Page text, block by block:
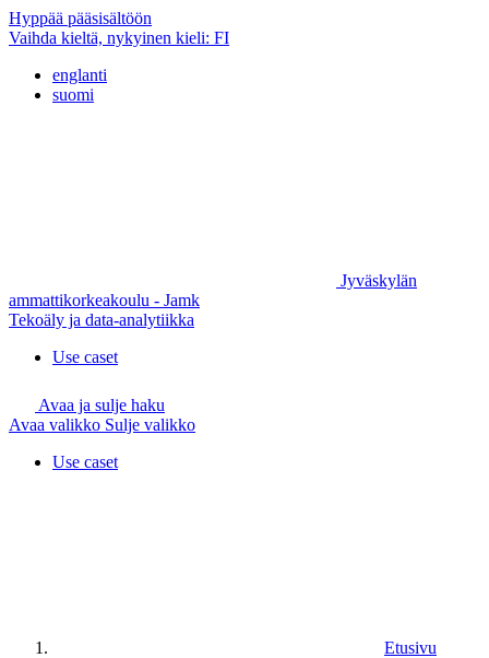
Hyppää pääsisältöön
Vaihda kieltä, nykyinen kieli: FI
englanti
suomi
Jyväskylän
ammattikorkeakoulu - Jamk
Tekoäly ja data-analytiikka
Use caset
Avaa ja sulje haku
Avaa valikko Sulje valikko
Use caset
Etusivu